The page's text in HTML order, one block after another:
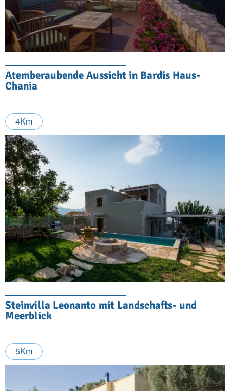
Atemberaubende Aussicht in Bardis Haus-
Chania
4Km
Steinvilla Leonanto mit Landschafts- und
Meerblick
5Km